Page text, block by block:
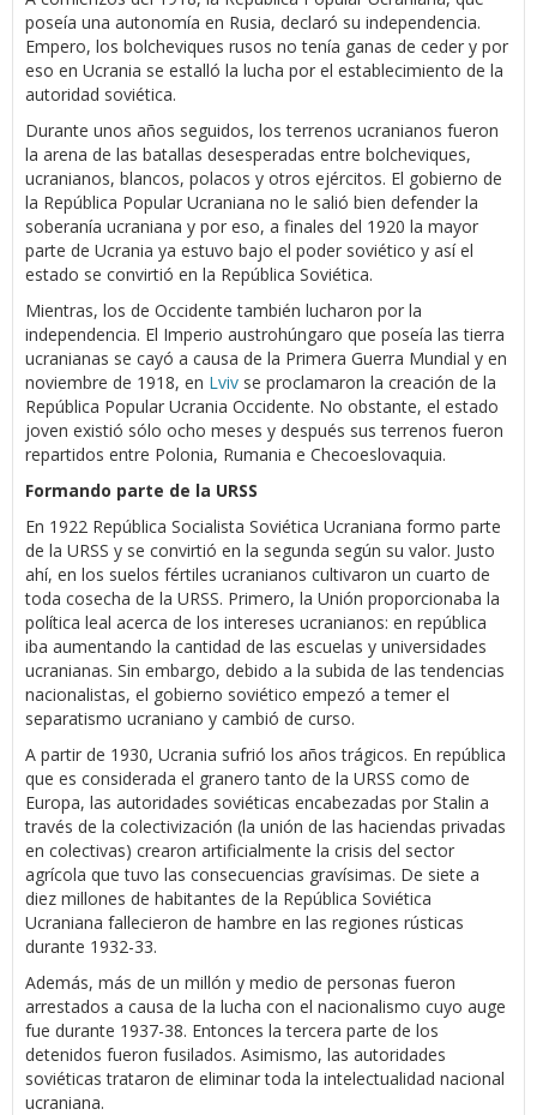
poseía una autonomía en Rusia, declaró su independencia.
Empero, los bolcheviques rusos no tenía ganas de ceder y por
eso en Ucrania se estalló la lucha por el establecimiento de la
autoridad soviética.
Durante unos años seguidos, los terrenos ucranianos fueron
la arena de las batallas desesperadas entre bolcheviques,
ucranianos, blancos, polacos y otros ejércitos. El gobierno de
la República Popular Ucraniana no le salió bien defender la
soberanía ucraniana y por eso, a finales del 1920 la mayor
parte de Ucrania ya estuvo bajo el poder soviético y así el
estado se convirtió en la República Soviética.
Mientras, los de Occidente también lucharon por la
independencia. El Imperio austrohúngaro que poseía las tierra
ucranianas se cayó a causa de la Primera Guerra Mundial y en
noviembre de 1918, en Lviv se proclamaron la creación de la
República Popular Ucrania Occidente. No obstante, el estado
joven existió sólo ocho meses y después sus terrenos fueron
repartidos entre Polonia, Rumania e Checoeslovaquia.
Formando parte de la URSS
En 1922 República Socialista Soviética Ucraniana formo parte
de la URSS y se convirtió en la segunda según su valor. Justo
ahí, en los suelos fértiles ucranianos cultivaron un cuarto de
toda cosecha de la URSS. Primero, la Unión proporcionaba la
política leal acerca de los intereses ucranianos: en república
iba aumentando la cantidad de las escuelas y universidades
ucranianas. Sin embargo, debido a la subida de las tendencias
nacionalistas, el gobierno soviético empezó a temer el
separatismo ucraniano y cambió de curso.
A partir de 1930, Ucrania sufrió los años trágicos. En república
que es considerada el granero tanto de la URSS como de
Europa, las autoridades soviéticas encabezadas por Stalin a
través de la colectivización (la unión de las haciendas privadas
en colectivas) crearon artificialmente la crisis del sector
agrícola que tuvo las consecuencias gravísimas. De siete a
diez millones de habitantes de la República Soviética
Ucraniana fallecieron de hambre en las regiones rústicas
durante 1932-33.
Además, más de un millón y medio de personas fueron
arrestados a causa de la lucha con el nacionalismo cuyo auge
fue durante 1937-38. Entonces la tercera parte de los
detenidos fueron fusilados. Asimismo, las autoridades
soviéticas trataron de eliminar toda la intelectualidad nacional
ucraniana.